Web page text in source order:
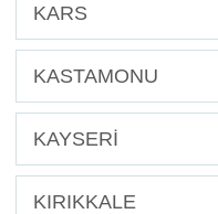
KARS
KASTAMONU
KAYSERİ
KIRIKKALE